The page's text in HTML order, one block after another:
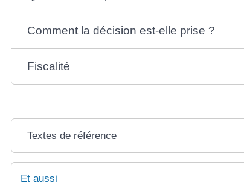
Comment la décision est-elle prise ?
Fiscalité
Textes de référence
Et aussi